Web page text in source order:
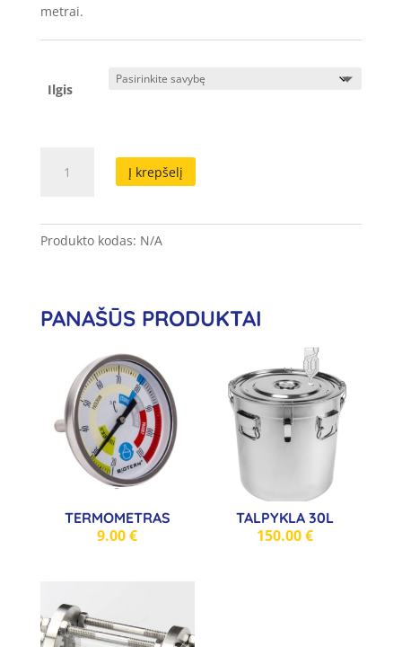
metrai.
Ilgis
kiekis:
14/12
Į krepšelį
Produkto kodas: N/A
PANAŠŪS PRODUKTAI
TERMOMETRAS
9.00€
TALPYKLA 30L
150.00€